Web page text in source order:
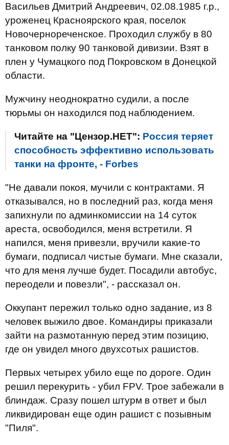
Васильев Дмитрий Андреевич, 02.08.1985 г.р.,
уроженец Красноярского края, поселок
Новочернореченское. Проходил службу в 80
танковом полку 90 танковой дивизии. Взят в
плен у Чумацкого под Покровском в Донецкой
области.
Мужчину неоднократно судили, а после
тюрьмы он находился под наблюдением.
Читайте на "Цензор.НЕТ": Россия теряет
способность эффективно использовать
танки на фронте, - Forbes
"Не давали покоя, мучили с контрактами. Я
отказывался, но в последний раз, когда меня
запихнули по админкомиссии на 14 суток
ареста, освободился, меня встретили. Я
напился, меня привезли, вручили какие-то
бумаги, подписал чистые бумаги. Мне сказали,
что для меня лучше будет. Посадили автобус,
переодели и повезли", - рассказал он.
Оккупант пережил только одно задание, из 8
человек выжило двое. Командиры приказали
зайти на размотанную перед этим позицию,
где он увидел много двухсотых рашистов.
Первых четырех убило еще по дороге. Один
решил перекурить - убил FPV. Трое забежали в
блиндаж. Сразу пошел штурм в ответ и был
ликвидирован еще один рашист с позывным
"Пиля".